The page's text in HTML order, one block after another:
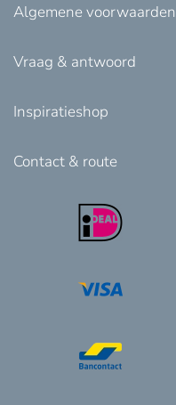
Algemene voorwaarden
Vraag & antwoord
Inspiratieshop
Contact & route